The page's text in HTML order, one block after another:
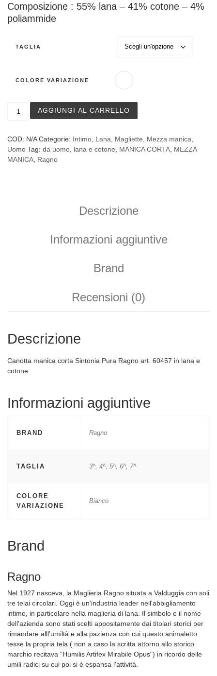
Composizione : 55% lana – 41% cotone – 4%
poliammide
TAGLIA
COLORE VARIAZIONE
Maglia a manica corta Sintonia Pura Ragno art. 60457
AGGIUNGI AL CARRELLO
COD: N/A Categorie: Intimo, Lana, Magliette, Mezza manica,
Uomo Tag: da uomo, lana e cotone, MANICA CORTA, MEZZA
MANICA, Ragno
Descrizione
Informazioni aggiuntive
Brand
Recensioni (0)
Descrizione
Canotta manica corta Sintonia Pura Ragno art. 60457 in lana e
cotone
Informazioni aggiuntive
BRAND Ragno
TAGLIA 3^, 4^, 5^, 6^, 7^
COLORE
VARIAZIONE
Bianco
Brand
Ragno
Nel 1927 nasceva, la Maglieria Ragno situata a Valduggia con soli
tre telai circolari. Oggi è un'industria leader nell'abbigliamento
intimo, in particolare nella maglieria di lana. Il simbolo e il nome
dell'azienda sono stati scelti appositamente dai titolari storici per
rimandare alll'umiltà e alla pazienza con cui questo animaletto
tesse la propria tela ( non a caso la scritta attorno allo storico
marchio recitava “Humilis Artifex Mirabile Opus") in ricordo delle
umili radici su cui poi si è espansa l'attività.